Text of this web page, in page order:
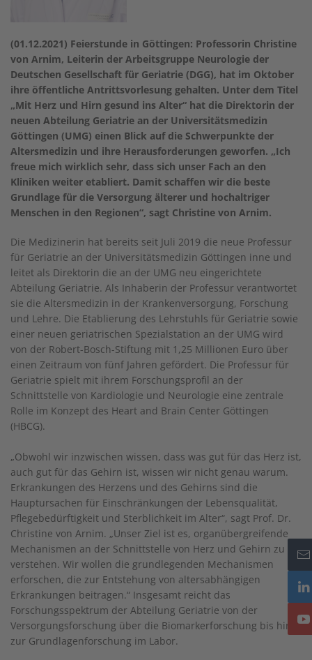
(01.12.2021) Feierstunde in Göttingen: Professorin Christine
von Arnim, Leiterin der Arbeitsgruppe Neurologie der
Deutschen Gesellschaft für Geriatrie (DGG), hat im Oktober
ihre öffentliche Antrittsvorlesung gehalten. Unter dem Titel
„Mit Herz und Hirn gesund ins Alter“ hat die Direktorin der
neuen Abteilung Geriatrie an der Universitätsmedizin
Göttingen (UMG) einen Blick auf die Schwerpunkte der
Altersmedizin und ihre Herausforderungen geworfen. „Ich
freue mich wirklich sehr, dass sich unser Fach an den
Kliniken weiter etabliert. Damit schaffen wir die beste
Grundlage für die Versorgung älterer und hochaltriger
Menschen in den Regionen“, sagt Christine von Arnim.
Die Medizinerin hat bereits seit Juli 2019 die neue Professur
für Geriatrie an der Universitätsmedizin Göttingen inne und
leitet als Direktorin die an der UMG neu eingerichtete
Abteilung Geriatrie. Als Inhaberin der Professur verantwortet
sie die Altersmedizin in der Krankenversorgung, Forschung
und Lehre. Die Etablierung des Lehrstuhls für Geriatrie sowie
einer neuen geriatrischen Spezialstation an der UMG wird
von der Robert-Bosch-Stiftung mit 1,25 Millionen Euro über
einen Zeitraum von fünf Jahren gefördert. Die Professur für
Geriatrie spielt mit ihrem Forschungsprofil an der
Schnittstelle von Kardiologie und Neurologie eine zentrale
Rolle im Konzept des Heart and Brain Center Göttingen
(HBCG).
„Obwohl wir inzwischen wissen, dass was gut für das Herz ist,
auch gut für das Gehirn ist, wissen wir nicht genau warum.
Erkrankungen des Herzens und des Gehirns sind die
Hauptursachen für Einschränkungen der Lebensqualität,
Pflegebedürftigkeit und Sterblichkeit im Alter“, sagt Prof. Dr.
Christine von Arnim. „Unser Ziel ist es, organübergreifende
Mechanismen an der Schnittstelle von Herz und Gehirn zu
verstehen. Wir wollen die grundlegenden Mechanismen
erforschen, die zur Entstehung von altersabhängigen
Erkrankungen beitragen.“ Insgesamt reicht das
Forschungsspektrum der Abteilung Geriatrie von der
Versorgungsforschung über die Biomarkerforschung bis hin
zur Grundlagenforschung im Labor.